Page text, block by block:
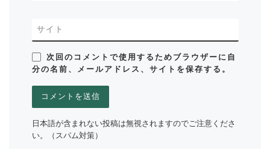
サイト
次回のコメントで使用するためブラウザーに自
分の名前、メールアドレス、サイトを保存する。
日本語が含まれない投稿は無視されますのでご注意くださ
い。（スパム対策）